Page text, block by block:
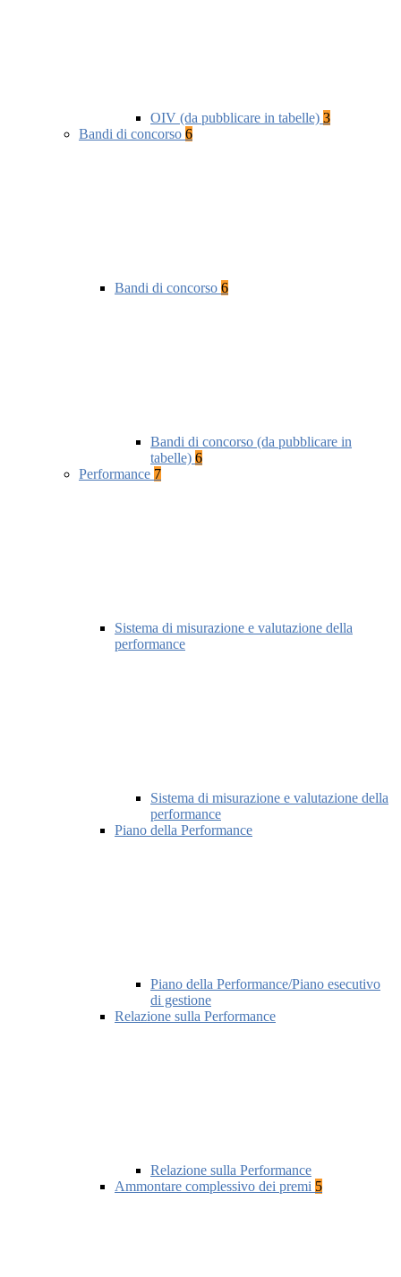
OIV (da pubblicare in tabelle) 3
Bandi di concorso 6
Bandi di concorso 6
Bandi di concorso (da pubblicare in
tabelle) 6
Performance 7
Sistema di misurazione e valutazione della
performance
Sistema di misurazione e valutazione della
performance
Piano della Performance
Piano della Performance/Piano esecutivo
di gestione
Relazione sulla Performance
Relazione sulla Performance
Ammontare complessivo dei premi 5